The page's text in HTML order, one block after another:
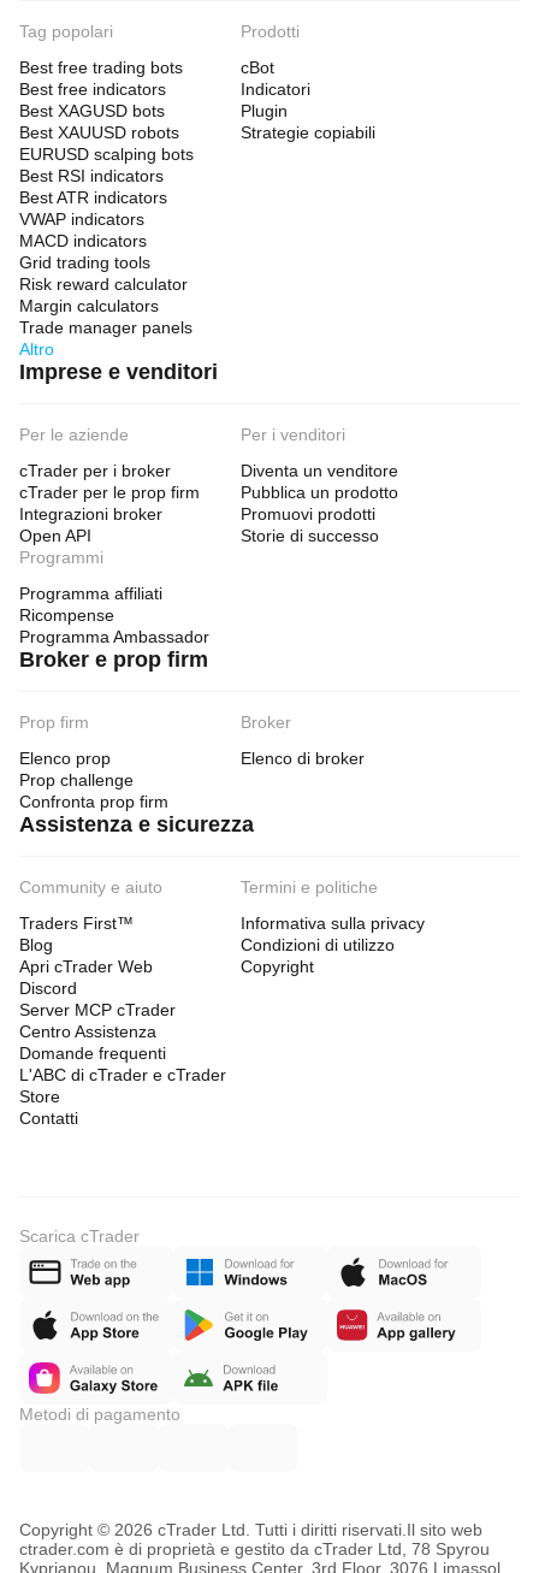
Tag popolari
Best free trading bots
Best free indicators
Best XAGUSD bots
Best XAUUSD robots
EURUSD scalping bots
Best RSI indicators
Best ATR indicators
VWAP indicators
MACD indicators
Grid trading tools
Risk reward calculator
Margin calculators
Trade manager panels
Altro
Prodotti
cBot
Indicatori
Plugin
Strategie copiabili
Imprese e venditori
Per le aziende
cTrader per i broker
cTrader per le prop firm
Integrazioni broker
Open API
Per i venditori
Diventa un venditore
Pubblica un prodotto
Promuovi prodotti
Storie di successo
Programmi
Programma affiliati
Ricompense
Programma Ambassador
Broker e prop firm
Prop firm
Elenco prop
Prop challenge
Confronta prop firm
Broker
Elenco di broker
Assistenza e sicurezza
Community e aiuto
Traders First™
Blog
Apri cTrader Web
Discord
Server MCP cTrader
Centro Assistenza
Domande frequenti
L'ABC di cTrader e cTrader
Store
Contatti
Termini e politiche
Informativa sulla privacy
Condizioni di utilizzo
Copyright
Scarica cTrader
Metodi di pagamento
Copyright © 2026 cTrader Ltd. Tutti i diritti riservati. Il sito web
ctrader.com è di proprietà e gestito da cTrader Ltd, 78 Spyrou
Kyprianou, Magnum Business Center, 3rd Floor, 3076 Limassol,